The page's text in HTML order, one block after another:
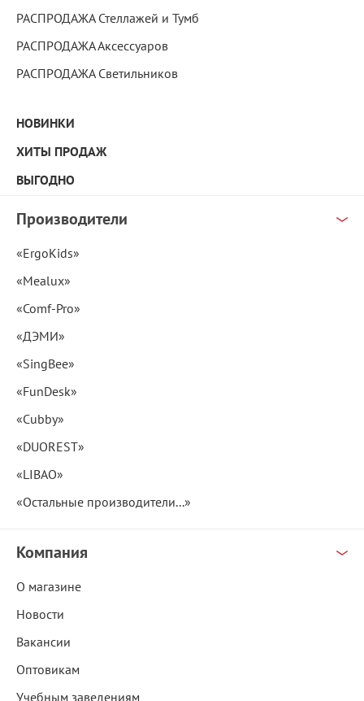
РАСПРОДАЖА Стеллажей и Тумб
РАСПРОДАЖА Аксессуаров
РАСПРОДАЖА Светильников
НОВИНКИ
ХИТЫ ПРОДАЖ
ВЫГОДНО
Производители
«ErgoKids»
«Mealux»
«Comf-Pro»
«ДЭМИ»
«SingBee»
«FunDesk»
«Cubby»
«DUOREST»
«LIBAO»
«Остальные производители...»
Компания
О магазине
Новости
Вакансии
Оптовикам
Учебным заведениям